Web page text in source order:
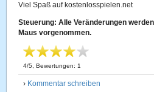
Viel Spaß auf kostenlosspielen.net
Steuerung: Alle Veränderungen
Maus vorgenommen.
4/5 , Bewertungen: 1
› Kommentar schreiben